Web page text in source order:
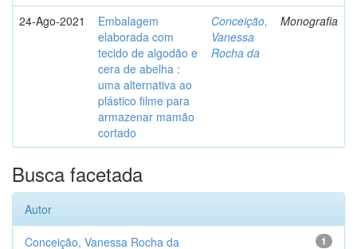
24-Ago-2021
Embalagem
elaborada com
tecido de algodão e
cera de abelha :
uma alternativa ao
plástico filme para
armazenar mamão
cortado
Conceição,
Vanessa
Rocha da
Monografia
Busca facetada
Autor
1
Conceição, Vanessa Rocha da